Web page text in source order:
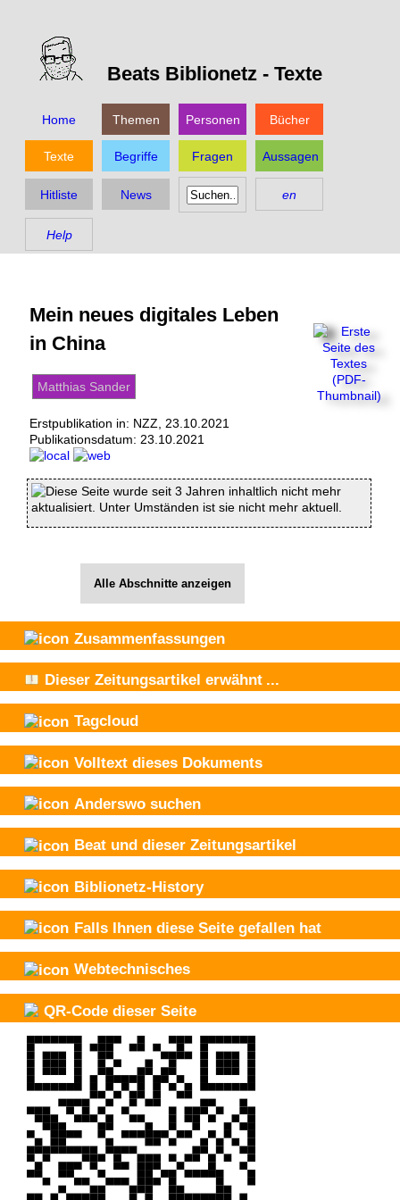
Beats Biblionetz - Texte
Home Themen Personen Bücher
Texte Begriffe Fragen Aussagen
Hitliste News en
Help
Mein neues digitales Leben
in China
Matthias Sander
Erstpublikation in: NZZ, 23.10.2021
Publikationsdatum: 23.10.2021
Diese Seite wurde seit 3 Jahren inhaltlich nicht mehr
aktualisiert. Unter Umständen ist sie nicht mehr aktuell.
Alle Abschnitte anzeigen
Zusammenfassungen
Dieser Zeitungsartikel erwähnt ...
Tagcloud
Volltext dieses Dokuments
Anderswo suchen
Beat und dieser Zeitungsartikel
Biblionetz-History
Falls Ihnen diese Seite gefallen hat
Webtechnisches
QR-Code dieser Seite